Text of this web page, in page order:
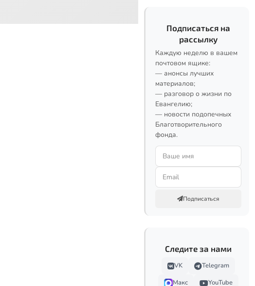
Подписаться на
рассылку
Каждую неделю в вашем
почтовом ящике:
— анонсы лучших
материалов;
— разговор о жизни по
Евангелию;
— новости подопечных
Благотворительного
фонда.
Подписаться
Следите за нами
VK
Telegram
Макс
YouTube